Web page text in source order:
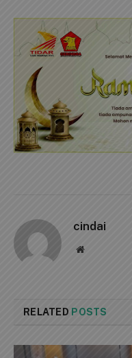
cindai
Website
RELATED POSTS